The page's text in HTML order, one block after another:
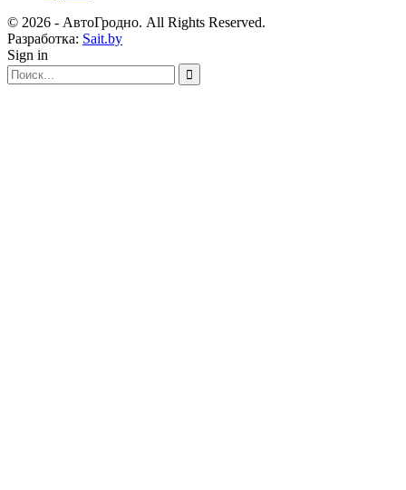
© 2026 - АвтоГродно. All Rights Reserved.
Разработка: Sait.by
Sign in